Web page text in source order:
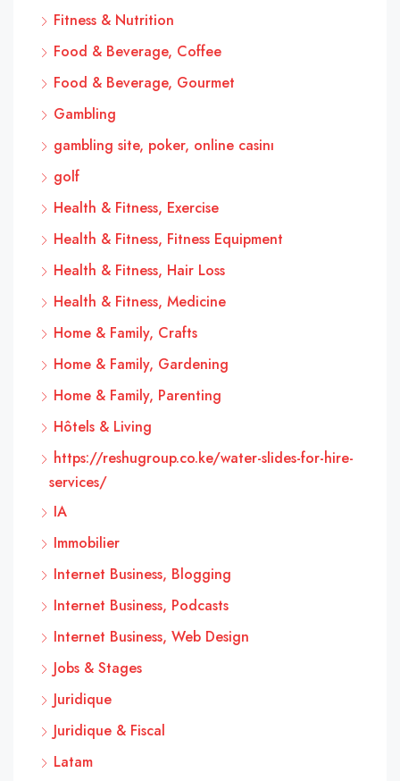
Fitness & Nutrition
Food & Beverage, Coffee
Food & Beverage, Gourmet
Gambling
gambling site, poker, online casinı
golf
Health & Fitness, Exercise
Health & Fitness, Fitness Equipment
Health & Fitness, Hair Loss
Health & Fitness, Medicine
Home & Family, Crafts
Home & Family, Gardening
Home & Family, Parenting
Hôtels & Living
https://reshugroup.co.ke/water-slides-for-hire-
services/
IA
Immobilier
Internet Business, Blogging
Internet Business, Podcasts
Internet Business, Web Design
Jobs & Stages
Juridique
Juridique & Fiscal
Latam